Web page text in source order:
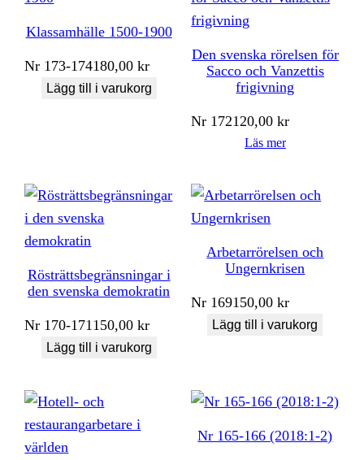
Klassamhälle 1500-1900
Nr 173-174180,00kr
Lägg till i varukorg
Den svenska rörelsen för
Sacco och Vanzettis
frigivning
Nr 172120,00kr
Läs mer
Rösträttsbegränsningar i
den svenska demokratin
Nr 170-171150,00kr
Lägg till i varukorg
Arbetarrörelsen och
Ungernkrisen
Nr 169150,00kr
Lägg till i varukorg
Nr 165-166 (2018:1-2)